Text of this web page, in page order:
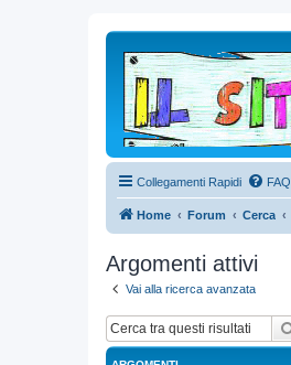
Collegamenti Rapidi FAQ
Home Forum Cerca
Argomenti attivi
Vai alla ricerca avanzata